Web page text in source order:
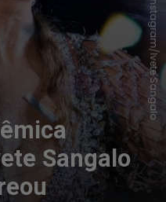
Sangalo
Instagram/Ivete Sangalo